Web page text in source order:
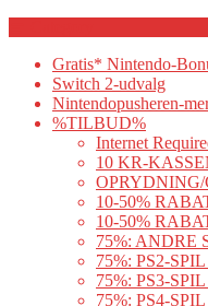
Gratis* Nintendo-
Switch 2-udvalg
Nintendopusheren-
%TILBUD%
Internet
10 KR-
10-50%
10-50%
75%: ANDRE
75%: PS2-
75%: PS3-
75%: PS4-